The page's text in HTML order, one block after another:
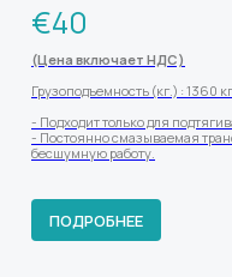
€40
(Цена включает НДС)
Грузоподъемность (кг.) : 1360
- Подходит только для
- Постоянно смазываемая
бесшумную работу.
ПОДРОБНЕЕ